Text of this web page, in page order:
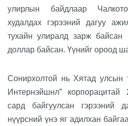
улирлын байдлаар
худалдах гэрээний дагуу
тухайн улиралд зарж байсан
доллар байсан. Үүнийг ороод
Сонирхолтой нь Хятад улсын
Интернэйшнл”
сард байгуулсан гэрээний
нүүрсний үнэ яг адилхан